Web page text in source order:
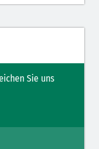
Sie uns